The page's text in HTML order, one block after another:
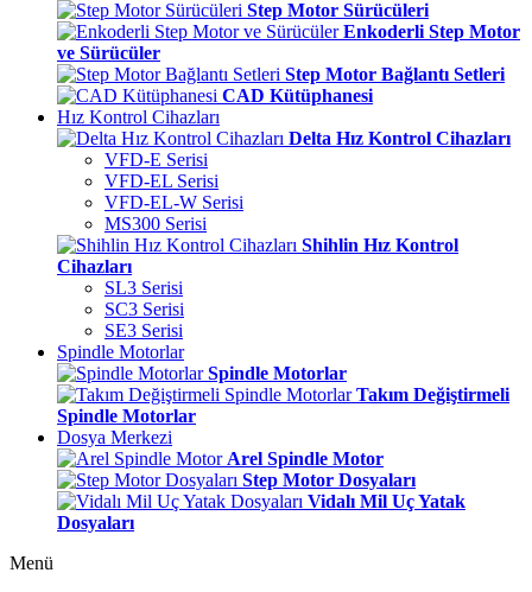
Step Motor Sürücüleri
Enkoderli Step Motor
ve Sürücüler
Step Motor Bağlantı Setleri
CAD Kütüphanesi
Hız Kontrol Cihazları
Delta Hız Kontrol Cihazları
VFD-E Serisi
VFD-EL Serisi
VFD-EL-W Serisi
MS300 Serisi
Shihlin Hız Kontrol
Cihazları
SL3 Serisi
SC3 Serisi
SE3 Serisi
Spindle Motorlar
Spindle Motorlar
Takım Değiştirmeli
Spindle Motorlar
Dosya Merkezi
Arel Spindle Motor
Step Motor Dosyaları
Vidalı Mil Uç Yatak
Dosyaları
Menü